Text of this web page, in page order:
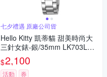
七夕禮遇 原廠公司貨
Hello Kitty 凱蒂貓 甜美時尚大
三針女錶-銀/35mm LK703LWK
A 七夕寵愛季 送禮推薦
$2,100
活動 券